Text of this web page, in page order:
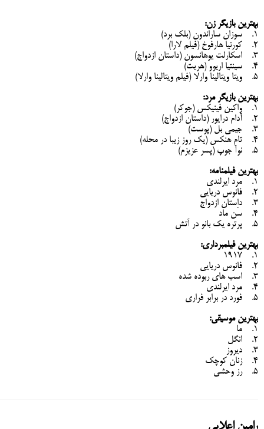
بهترین بازیگر زن:
1. سوزان ساراندون (بلک ‌برد)
2. کورنیا هارفوخ (فیلم لارا‌)
3. اسکارلت یوهانسون (داستان ازدواج)
4. سینتیا اریوو (هریت)
5. ویتا ویتالینا وارلا (فیلم ویتالینا وارلا)
بهترین بازیگر مرد:
1. واکین فینیکس (جوکر)
2. آدام درایور (داستان ازدواج)
3. جیمی بل (پوست)
4. تام هنکس (یک روز زیبا در محله)
5. نوآ جوپ (پسر عزیزم)
بهترین فیلمنامه:
1. مرد ایرلندی
2. فانوس دریایی
3. داستان ازدواج
4. سَن ماد
5. پرتره یک بانو در آتش
بهترین فیلمبرداری:
1. 1917
2. فانوس دریایی
3. اسب های ربوده شده
4. مرد ایرلندی
5. فورد در برابر فراری
بهترین موسیقی:
1. ما
2. انگل
3. دیروز
4. زنان کوچک
5. رز وحشی